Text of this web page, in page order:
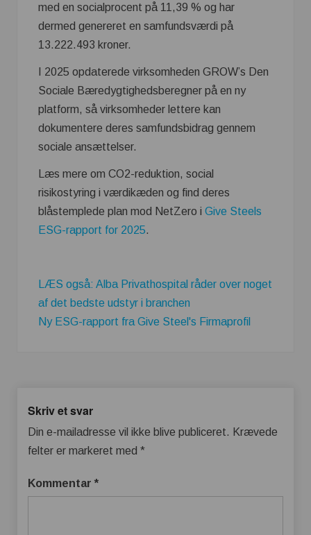
med en socialprocent på 11,39 % og har
dermed genereret en samfundsværdi på
13.222.493 kroner.
I 2025 opdaterede virksomheden GROW’s Den
Sociale Bæredygtighedsberegner på en ny
platform, så virksomheder lettere kan
dokumentere deres samfundsbidrag gennem
sociale ansættelser.
Læs mere om CO2-reduktion, social
risikostyring i værdikæden og find deres
blåstemplede plan mod NetZero i Give Steels
ESG-rapport for 2025.
LÆS også: Alba Privathospital råder over noget
af det bedste udstyr i branchen
Ny ESG-rapport fra Give Steel's Firmaprofil
Skriv et svar
Din e-mailadresse vil ikke blive publiceret. Krævede
felter er markeret med *
Kommentar *